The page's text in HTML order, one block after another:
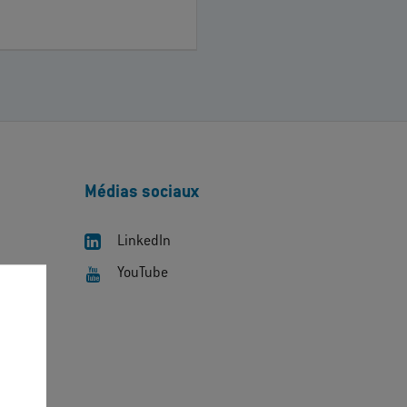
Médias sociaux
LinkedIn
YouTube